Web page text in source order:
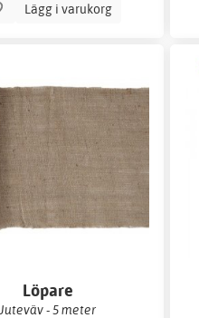
Lägg i varukorg
Löpare
Juteväv - 5 meter